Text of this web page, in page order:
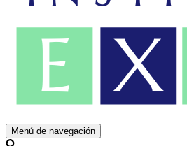
Menú de navegación